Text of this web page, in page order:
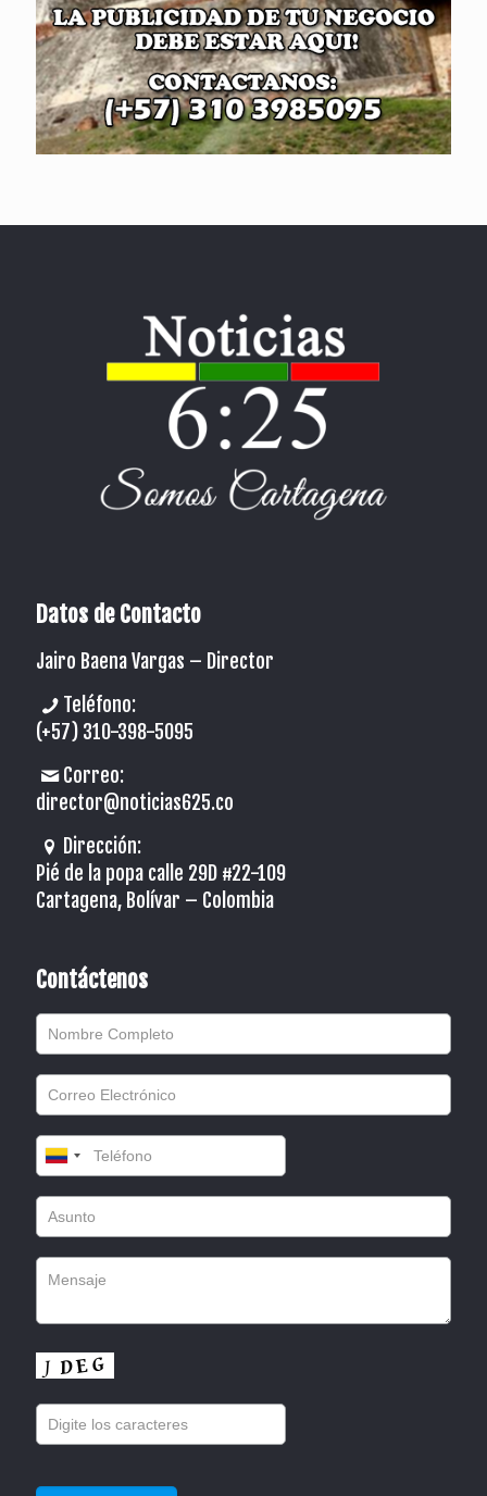
Datos de Contacto
Jairo Baena Vargas – Director
Teléfono:
(+57) 310-398-5095
Correo:
director@noticias625.co
Dirección:
Pié de la popa calle 29D #22-109
Cartagena, Bolívar – Colombia
Contáctenos